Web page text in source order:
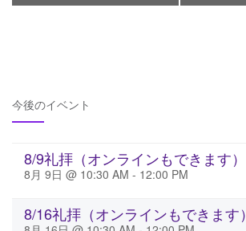
今後のイベント
8/9礼拝（オンラインもできます）
8月 9日 @ 10:30 AM - 12:00 PM
8/16礼拝（オンラインもできます）